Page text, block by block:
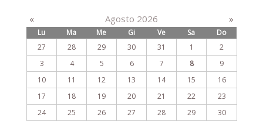
« Agosto 2026 »
Lu Ma Me Gi Ve Sa
Do
27
28 29 30 31 1
2
3
4 5 6 7 8
9
10
11 12 13 14 15
16
17
18 19 20 21 22
23
24
25 26 27 28 29
30